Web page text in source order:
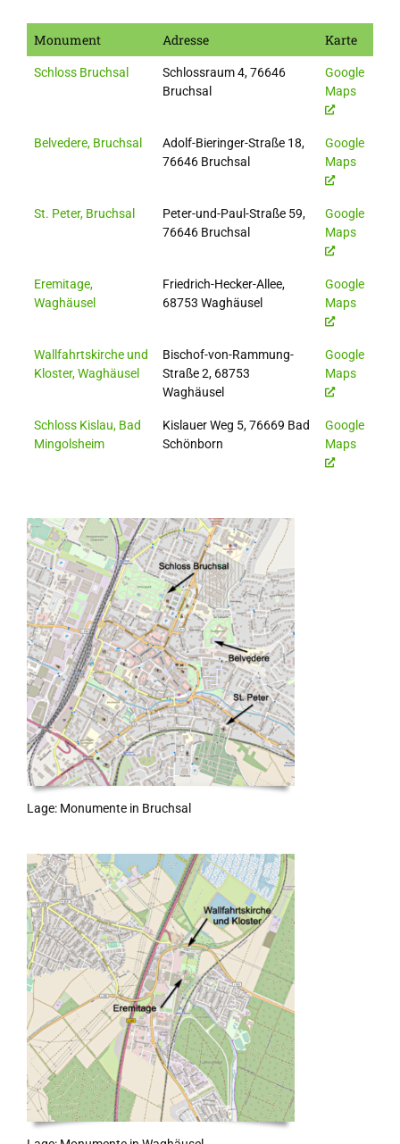
Monument Adresse Karte
Schloss Bruchsal
Schlossraum 4, 76646
Bruchsal
Google
Maps
Belvedere, Bruchsal
Adolf-Bieringer-Straße 18,
76646 Bruchsal
Google
Maps
St. Peter, Bruchsal
Peter-und-Paul-Straße 59,
76646 Bruchsal
Google
Maps
Eremitage,
Waghäusel
Friedrich-Hecker-Allee,
68753 Waghäusel
Google
Maps
Wallfahrtskirche und
Kloster, Waghäusel
Bischof-von-Rammung-
Straße 2, 68753
Waghäusel
Google
Maps
Schloss Kislau, Bad
Mingolsheim
Kislauer Weg 5, 76669 Bad
Schönborn
Google
Maps
Lage: Monumente in Bruchsal